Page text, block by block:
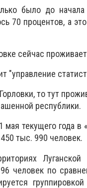
было до
70 процентов, а
сейчас
"управление
то тут
республики.
мая текущего года
тыс. 990 человек.
человек по